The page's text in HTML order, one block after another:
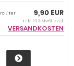
9,90 EUR
Liter
inkl. 19 % MwSt. zzgl.
VERSANDKOSTEN